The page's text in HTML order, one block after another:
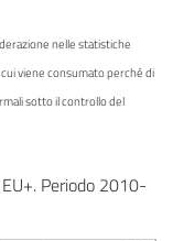
nelle statistiche
viene consumato perché di
sotto il controllo del
Periodo 2010-